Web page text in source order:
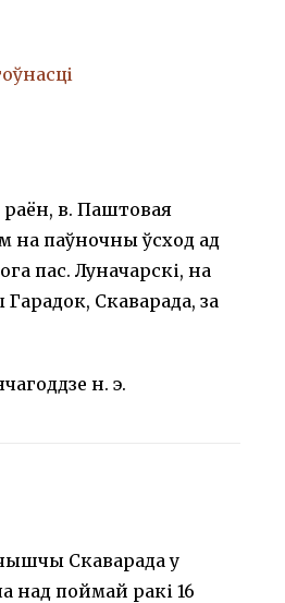
раён, в. Паштовая
на паўночны ўсход ад
пас. Луначарскі, на
Скаварада, за
н. э.
Скаварада у
над поймай ракі 16